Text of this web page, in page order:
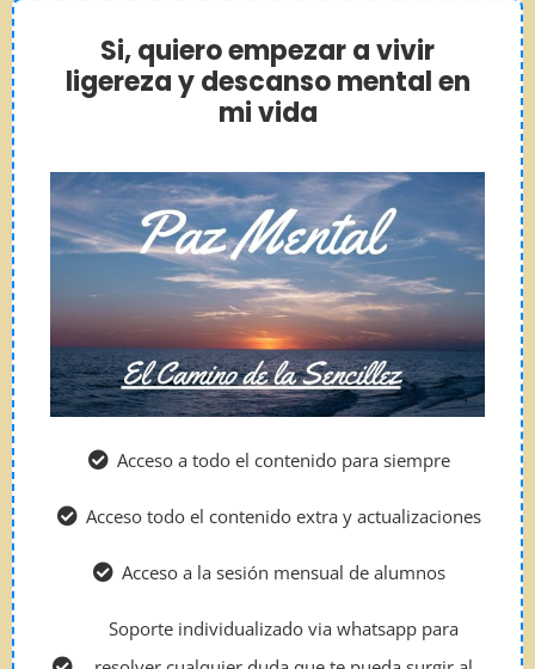
Si, quiero empezar a vivir
ligereza y descanso mental en
mi vida
Acceso a todo el contenido para siempre
Acceso todo el contenido extra y actualizaciones
Acceso a la sesión mensual de alumnos
Soporte individualizado via whatsapp para